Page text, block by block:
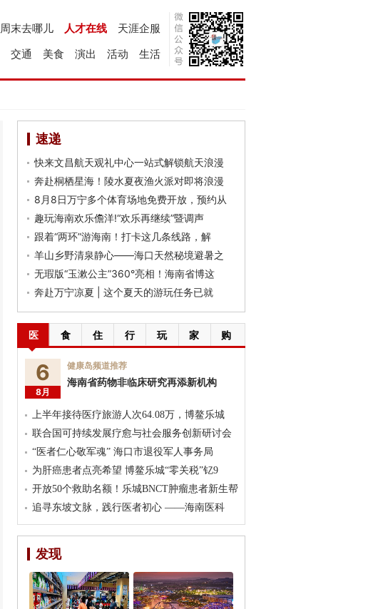
天涯企服
人才在线
周末去哪儿
生活
活动
演出
美食
交通
速递
快来文昌航天观礼中心一站式解锁航天浪漫
奔赴桐栖星海！陵水夏夜渔火派对即将浪漫
8月8日万宁多个体育场地免费开放，预约从
趣玩海南欢乐儋洋!“欢乐再继续”暨调声
跟着“两环”游海南！打卡这几条线路，解
羊山乡野清泉静心——海口天然秘境避暑之
无瑕版“玉漱公主”360°亮相！海南省博这
奔赴万宁凉夏 | 这个夏天的游玩任务已就
医 食 住 行 玩 家 购
6
8月
健康岛频道推荐
海南省药物非临床研究再添新机构
上半年接待医疗旅游人次64.08万，博鳌乐城
联合国可持续发展疗愈与社会服务创新研讨会
“医者仁心敬军魂” 海口市退役军人事务局
为肝癌患者点亮希望 博鳌乐城“零关税”钇9
开放50个救助名额！乐城BNCT肿瘤患者新生帮
追寻东坡文脉，践行医者初心 ——海南医科
发现